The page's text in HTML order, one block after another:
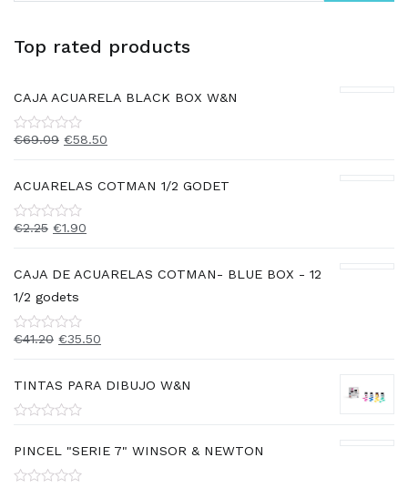
Top rated products
CAJA ACUARELA BLACK BOX W&N
Rated
of
5
€69.09 €58.50
ACUARELAS COTMAN 1/2 GODET
Rated
of
5
€2.25 €1.90
CAJA DE ACUARELAS COTMAN- BLUE BOX - 12
1/2 godets
Rated
of
5
€41.20 €35.50
TINTAS PARA DIBUJO W&N
out
of
5
PINCEL "SERIE 7" WINSOR & NEWTON